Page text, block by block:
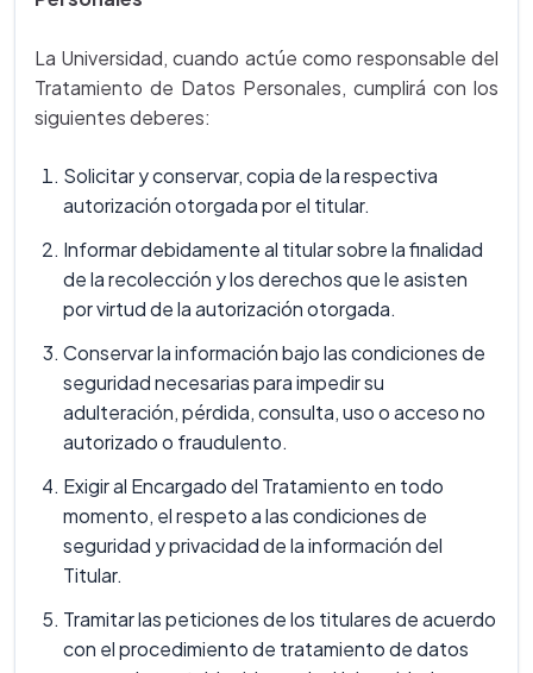
La Universidad, cuando actúe como responsable del
Tratamiento de Datos Personales, cumplirá con los
siguientes deberes:
Solicitar y conservar, copia de la respectiva
autorización otorgada por el titular.
Informar debidamente al titular sobre la finalidad
de la recolección y los derechos que le asisten
por virtud de la autorización otorgada.
Conservar la información bajo las condiciones de
seguridad necesarias para impedir su
adulteración, pérdida, consulta, uso o acceso no
autorizado o fraudulento.
Exigir al Encargado del Tratamiento en todo
momento, el respeto a las condiciones de
seguridad y privacidad de la información del
Titular.
Tramitar las peticiones de los titulares de acuerdo
con el procedimiento de tratamiento de datos